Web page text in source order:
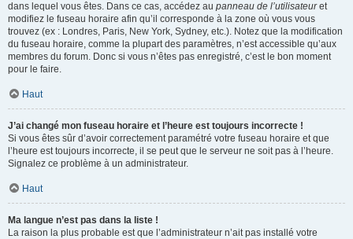
dans lequel vous êtes. Dans ce cas, accédez au panneau de l’utilisateuret
modifiez le fuseau horaire afin qu’il corresponde à la zone où vous vous
trouvez (ex : Londres, Paris, New York, Sydney, etc.). Notez que la modification
du fuseau horaire, comme la plupart des paramètres, n’est accessible qu’aux
membres du forum. Donc si vous n’êtes pas enregistré, c’est le bon moment
pour le faire.
Haut
J’ai changé mon fuseau horaire et l’heure est toujours incorrecte !
Si vous êtes sûr d’avoir correctement paramétré votre fuseau horaire et que
l’heure est toujours incorrecte, il se peut que le serveur ne soit pas à l’heure.
Signalez ce problème à un administrateur.
Haut
Ma langue n’est pas dans la liste !
La raison la plus probable est que l’administrateur n’ait pas installé votre